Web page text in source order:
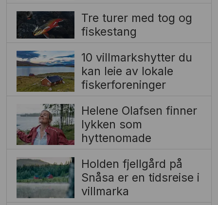
Tre turer med tog og
fiskestang
10 villmarkshytter du
kan leie av lokale
fiskerforeninger
Helene Olafsen finner
lykken som
hyttenomade
Holden fjellgård på
Snåsa er en tidsreise i
villmarka